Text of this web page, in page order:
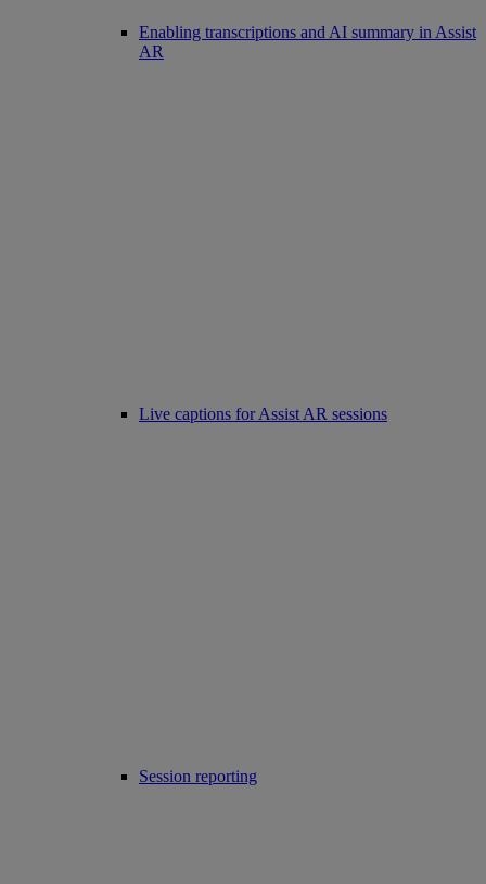
Enabling transcriptions and AI summary in Assist
AR
Live captions for Assist AR sessions
Session reporting